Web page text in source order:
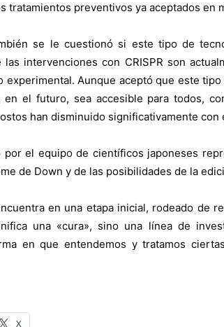
tratamientos preventivos ya aceptados en
se le cuestionó si este tipo de
las intervenciones con CRISPR son
experimental. Aunque aceptó que este
en el futuro, sea accesible para todos,
han disminuido significativamente con
por el equipo de científicos japoneses
de Down y de las posibilidades de la
en una etapa inicial, rodeado de
una «cura», sino una línea de
en que entendemos y tratamos
X